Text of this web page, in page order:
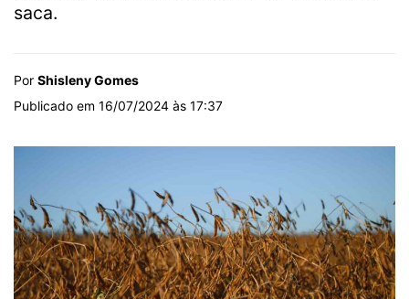
saca.
Por Shisleny Gomes
Publicado em 16/07/2024 às 17:37